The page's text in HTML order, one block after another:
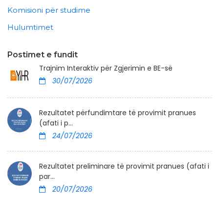
Komisioni për studime
Hulumtimet
Postimet e fundit
Trajnim Interaktiv për Zgjerimin e BE-së
30/07/2026
Rezultatet përfundimtare të provimit pranues
(afati i p...
24/07/2026
Rezultatet preliminare të provimit pranues (afati i
par...
20/07/2026